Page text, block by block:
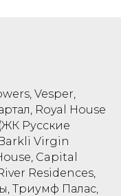
Vesper,
Royal House
Русские
Virgin
Capital
Residences,
Триумф Палас,